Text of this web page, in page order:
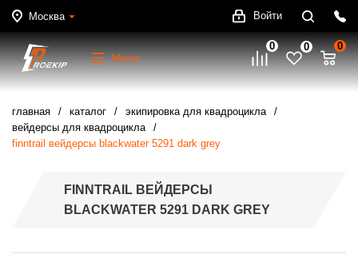
Москва Войти
Меню
0 0 0
главная каталог
экипировка для квадроцикла
вейдерсы для квадроцикла
finntrail вейдерсы blackwater 5291 dark grey
FINNTRAIL ВЕЙДЕРСЫ
BLACKWATER 5291 DARK GREY